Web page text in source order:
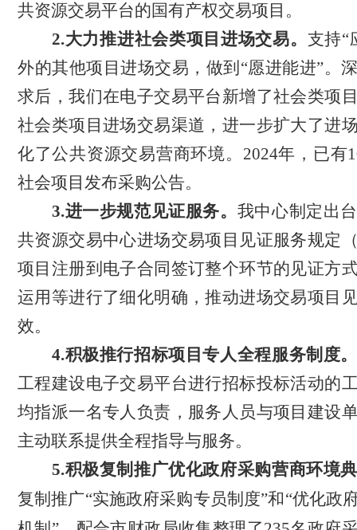
共资源交易平台的国有产权交易项目。
2.大力推进社会类项目进场交易。 支持“
外的其他项目进场交易，做到 “愿进能进”。
求后，我们在电子交易平台新增了社会类项
社会类项目进场交易渠道， 进一步扩大了进
化了公共资源交易营商环境。 2024年，已有
社会项目发布采购公告。
3.进一步规范见证服务。 我中心制定出
共资源交易中心进场交易项目见证服务规定
项目注册到电子合同签订整个环节的见证方
运用等进行了细化明确，推动进场交易项目
效。
4.积极推行招标项目专人全程服务制度。
工程建设电子交易平台进行招标投标活动的
均指派一名专人负责，服务人员与项目建设
主动联系提供全程指导与服务。
5.积极复制推广优化政府采购营商环境
复制推广“实施政府采购专员制度”和“优化政